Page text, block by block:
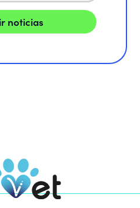
noticias